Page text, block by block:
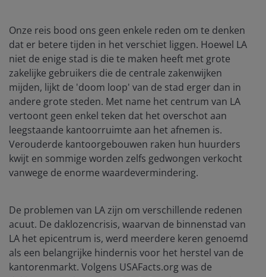
Onze reis bood ons geen enkele reden om te denken
dat er betere tijden in het verschiet liggen. Hoewel LA
niet de enige stad is die te maken heeft met grote
zakelijke gebruikers die de centrale zakenwijken
mijden, lijkt de 'doom loop' van de stad erger dan in
andere grote steden. Met name het centrum van LA
vertoont geen enkel teken dat het overschot aan
leegstaande kantoorruimte aan het afnemen is.
Verouderde kantoorgebouwen raken hun huurders
kwijt en sommige worden zelfs gedwongen verkocht
vanwege de enorme waardevermindering.
De problemen van LA zijn om verschillende redenen
acuut. De daklozencrisis, waarvan de binnenstad van
LA het epicentrum is, werd meerdere keren genoemd
als een belangrijke hindernis voor het herstel van de
kantorenmarkt. Volgens USAFacts.org was de